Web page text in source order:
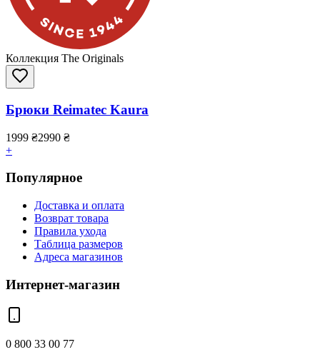
Коллекция The Originals
Брюки Reimatec Kaura
1999 ₴2990 ₴
+
Популярное
Доставка и оплата
Возврат товара
Правила ухода
Таблица размеров
Адреса магазинов
Интернет-магазин
0 800 33 00 77